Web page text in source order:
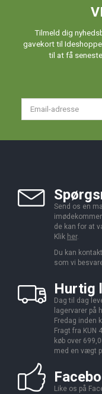
Tilmeld dig
gavekort til
til at få
Send os en
de kan for at
Klik her.
Du kan
som vi
Hurtig
Dag til dag
lagervarer på
Fredag inden
Fragt fra KUN
køb over
med en vægt
Like os på